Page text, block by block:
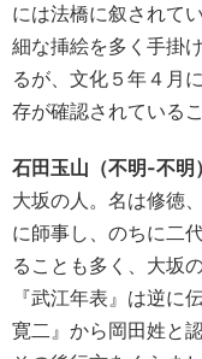
には法橋に叙されて
細な挿絵を多く手掛
るが、文化５年４月
存が確認されている
石田玉山（不明-不明
大坂の人。名は修徳
に師事し、のちに二
ることも多く、大坂
『武江年表』は逆に
寛二』から岡田姓と